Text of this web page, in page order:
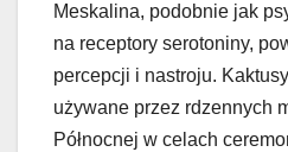
Meskalina, podobnie jak
na receptory serotoniny,
percepcji i nastroju.
używane przez rdzennych
Północnej w celach